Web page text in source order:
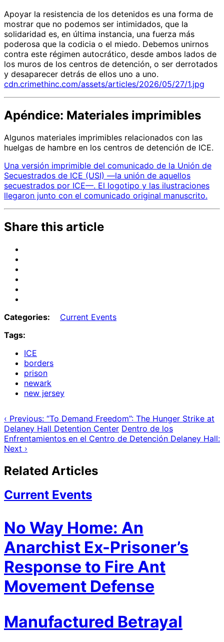
Apoyar la resistencia de los detenidos es una forma de
mostrar que no podemos ser intimidados, que la
solidaridad es, en última instancia, una fuerza más
poderosa que la codicia o el miedo. Debemos unirnos
contra este régimen autocrático, desde ambos lados de
los muros de los centros de detención, o ser derrotados
y desaparecer detrás de ellos uno a uno.
cdn.crimethinc.com/assets/articles/2026/05/27/1.jpg
Apéndice: Materiales imprimibles
Algunos materiales imprimibles relacionados con las
huelgas de hambre en los centros de detención de ICE.
Una versión imprimible del comunicado de la Unión de
Secuestrados de ICE (USI) —la unión de aquellos
secuestrados por ICE—. El logotipo y las ilustraciones
llegaron junto con el comunicado original manuscrito.
Share this article
Tumblr
Categories:
Current Events
Tags:
ICE
borders
prison
newark
new jersey
‹ Previous: “To Demand Freedom”: The Hunger Strike at
Delaney Hall Detention Center Dentro de los
Enfrentamientos en el Centro de Detención Delaney Hall:
Next ›
Related Articles
Current Events
No Way Home: An
Anarchist Ex-Prisoner’s
Response to Fire Ant
Movement Defense
Manufactured Betrayal